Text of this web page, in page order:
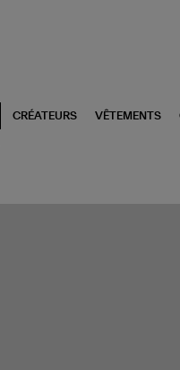
CRÉATEURS VÊTEMENTS